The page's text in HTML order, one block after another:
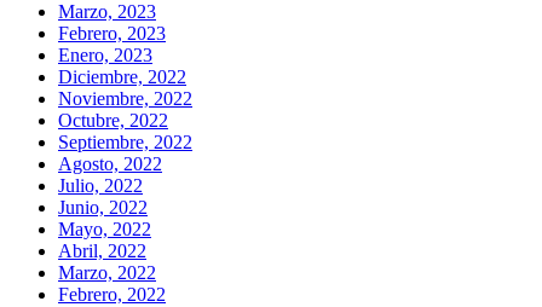
Marzo, 2023
Febrero, 2023
Enero, 2023
Diciembre, 2022
Noviembre, 2022
Octubre, 2022
Septiembre, 2022
Agosto, 2022
Julio, 2022
Junio, 2022
Mayo, 2022
Abril, 2022
Marzo, 2022
Febrero, 2022